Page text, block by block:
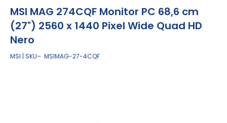
MSI MAG 274CQF Monitor PC 68,6 cm
(27") 2560 x 1440 Pixel Wide Quad HD
Nero
MSI SKU MSIMAG-27-4CQF